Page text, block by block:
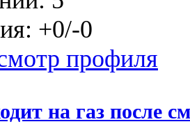
+0/-0
на газ после